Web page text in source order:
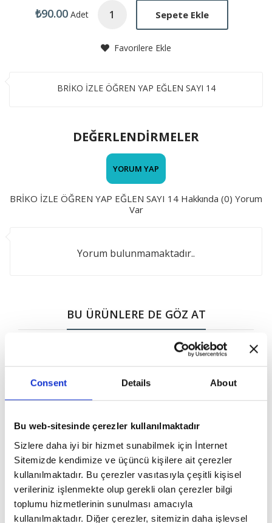
Consent Details About
Bu web-sitesinde çerezler kullanılmaktadır
Sizlere daha iyi bir hizmet sunabilmek için İnternet
Sitemizde kendimize ve üçüncü kişilere ait çerezler
kullanılmaktadır. Bu çerezler vasıtasıyla çeşitli kişisel
verileriniz işlenmekte olup gerekli olan çerezler bilgi
toplumu hizmetlerinin sunulması amacıyla
kullanılmaktadır. Diğer çerezler, sitemizin daha işlevsel
₺90.00 Adet Sepete Ekle
Favorilere Ekle
BRİKO İZLE ÖĞREN YAP EĞLEN SAYI 14
DEĞERLENDİRMELER
YORUM YAP
BRİKO İZLE ÖĞREN YAP EĞLEN SAYI 14 Hakkında (0) Yorum
Var
Yorum bulunmamaktadır..
BU ÜRÜNLERE DE GÖZ AT
₺150.00 ₺250.00